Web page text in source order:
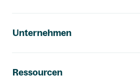
Unternehmen
Ressourcen